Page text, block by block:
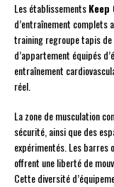
Les établissements
d’entraînement complets
training regroupe tapis
d’appartement équipés
entraînement
réel.
La zone de musculation
sécurité, ainsi que des
expérimentés. Les barres
offrent une liberté de
Cette diversité